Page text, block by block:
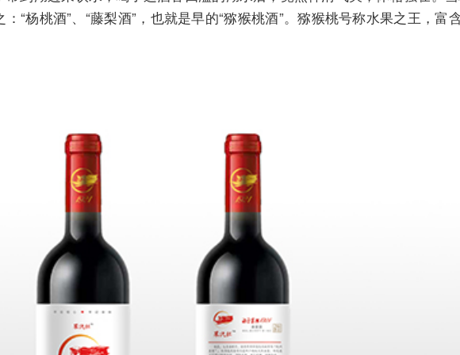
“杨桃酒”、“藤梨酒”，也就是早的“猕猴桃酒”。猕猴桃号称水果之王，富